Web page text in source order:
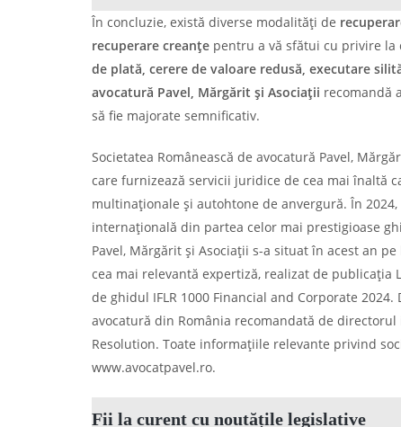
În concluzie, există diverse modalități de
recuperare creanțe pentru a vă sfătui cu privire la
de plată, cerere de valoare redusă, executare
avocatură Pavel, Mărgărit și Asociații recomandă
să fie majorate semnificativ.
Societatea Românească de avocatură Pavel,
care furnizează servicii juridice de cea mai înaltă
multinaționale și autohtone de anvergură. În
internațională din partea celor mai prestigioase
Pavel, Mărgărit și Asociații s-a situat în acest an
cea mai relevantă expertiză, realizat de publicația
de ghidul IFLR 1000 Financial and Corporate
avocatură din România recomandată de
Resolution. Toate informațiile relevante privind
www.avocatpavel.ro.
Fii la curent cu noutățile legislative